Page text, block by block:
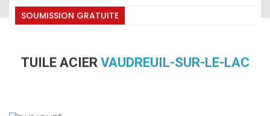
SOUMISSION GRATUITE
TUILE ACIER VAUDREUIL-SUR-LE-LAC